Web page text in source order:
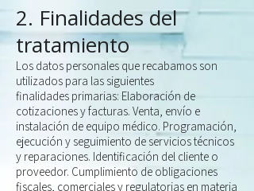
2. Finalidades del
tratamiento
Los datos personales que recabamos son
utilizados para las siguientes
finalidades primarias: Elaboración de
cotizaciones y facturas. Venta, envío e
instalación de equipo médico. Programación,
ejecución y seguimiento de servicios técnicos
y reparaciones. Identificación del cliente o
proveedor. Cumplimiento de obligaciones
fiscales, comerciales y regulatorias en materia